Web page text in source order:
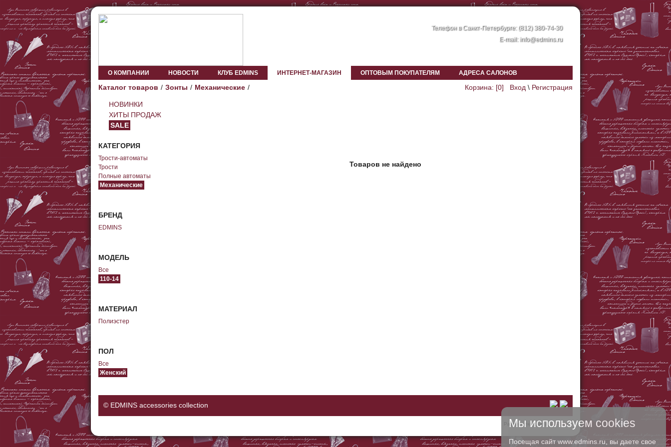
Телефон в Санкт-Петербурге: (812) 380-74-30
E-mail: info@edmins.ru
О КОМПАНИИ НОВОСТИ КЛУБ EDMINS ИНТЕРНЕТ-МАГАЗИН ОПТОВЫМ ПОКУПАТЕЛЯМ АДРЕСА САЛОНОВ
Корзина: [0] Вход \ Регистрация
Каталог товаров Зонты Механические
НОВИНКИ
ХИТЫ ПРОДАЖ
SALE
КАТЕГОРИЯ
Трости-автоматы
Трости
Полные автоматы
Механические
БРЕНД
EDMINS
МОДЕЛЬ
Все
110-14
МАТЕРИАЛ
Полиэстер
ПОЛ
Все
Женский
Товаров не найдено
© EDMINS accessories collection
Разработка сайта: A4-Site
Мы используем cookies
Посещая сайт www.edmins.ru, вы даете свое